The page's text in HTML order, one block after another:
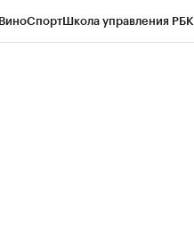
СпортШкола управления РБК